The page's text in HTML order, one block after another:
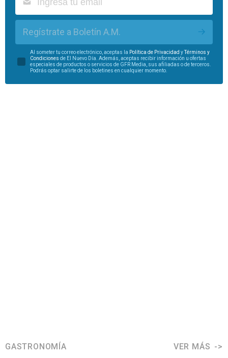
Regístrate a Boletín A.M.
Al someter tu correo electrónico, aceptas la Política de Privacidad yTérminos y
Condiciones de El Nuevo Día. Además, aceptas recibir información u ofertas
especiales de productos o servicios de GFR Media, sus afiliadas o de terceros.
Podrás optar salirte de los boletines en cualquier momento.
GASTRONOMÍA VER MÁS